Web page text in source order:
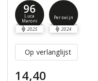
96
Luca
Maroni
2025
Perswijn
2024
Op verlanglijst
14,40